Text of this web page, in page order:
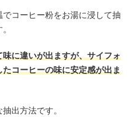
コーヒー粉をお湯に浸して抽
に違いが出ますが、サイフォ
コーヒーの味に安定感が出ま
出方法です。